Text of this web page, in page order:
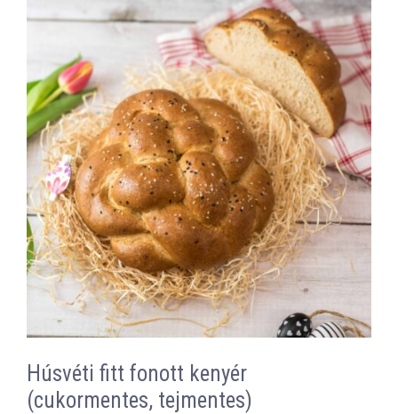
Húsvéti fitt fonott kenyér
(cukormentes, tejmentes)